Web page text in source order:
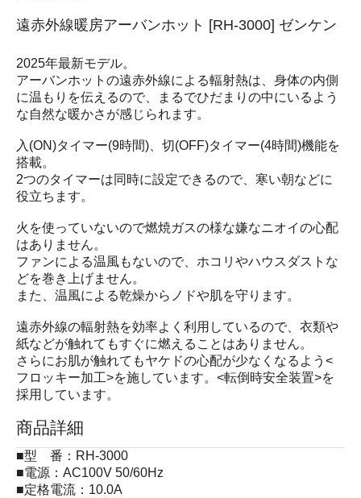
遠赤外線暖房アーバンホット [RH-3000] ゼンケン
2025年最新モデル。
アーバンホットの遠赤外線による輻射熱は、身体の内側
に温もりを伝えるので、まるでひだまりの中にいるよう
な自然な暖かさが感じられます。
入(ON)タイマー(9時間)、切(OFF)タイマー(4時間)機能を
搭載。
2つのタイマーは同時に設定できるので、寒い朝などに
役立ちます。
火を使っていないので燃焼ガスの様な嫌なニオイの心配
はありません。
ファンによる温風もないので、ホコリやハウスダストな
どを巻き上げません。
また、温風による乾燥からノドや肌を守ります。
遠赤外線の輻射熱を効率よく利用しているので、衣類や
紙などが触れてもすぐに燃えることはありません。
さらにお肌が触れてもヤケドの心配が少なくなるよう<
フロッキー加工>を施しています。<転倒時安全装置>を
採用しています。
商品詳細
■型 番：RH-3000
■電源：AC100V 50/60Hz
■定格電流：10.0A